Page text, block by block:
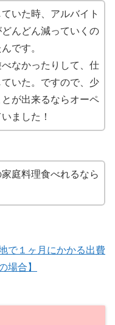
いた時、アルバイト
んどん減っていくの
です。
なかったりして、仕
いた。ですので、少
が出来るならオーペ
ました！
庭料理食べれるなら
で１ヶ月にかかる出費
場合】